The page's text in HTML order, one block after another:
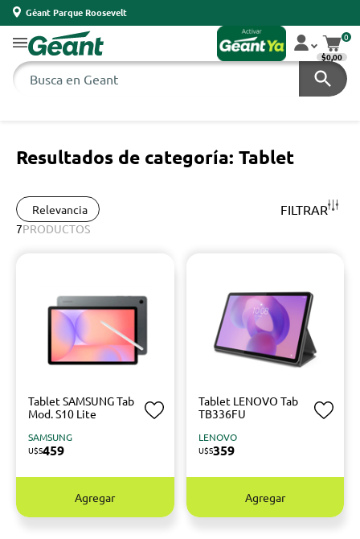
Géant Parque Roosevelt
0
$0,00
Resultados de categoría: Tablet
Relevancia FILTRAR
7PRODUCTOS
Tablet SAMSUNG Tab
Mod. S10 Lite
SAMSUNG
U$S459
Agregar
Tablet LENOVO Tab
TB336FU
LENOVO
U$S359
Agregar